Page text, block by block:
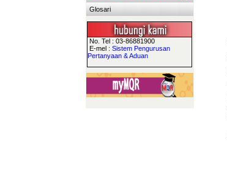
Glosari
No. Tel : 03-86881900
E-mel : Sistem Pengurusan
Pertanyaan & Aduan